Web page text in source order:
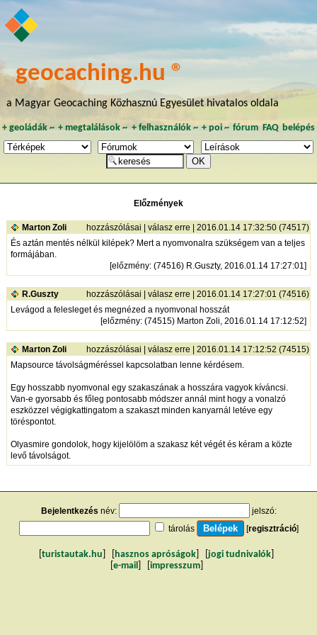
geocaching.hu ®
a Magyar Geocaching Közhasznú Egyesület hivatalos oldala
+ geoládák~ +megtalálások ~ + felhasználók~ + poi~ fórum FAQ belépés
Előzmények
Marton Zoli hozzászólásai | válasz erre | 2016.01.14 17:32:50 (74517)
És aztán mentés nélkül kilépek? Mert a nyomvonalra szükségem van a teljes
formájában.
[előzmény: (74516) R.Guszty, 2016.01.14 17:27:01]
R.Guszty hozzászólásai | válasz erre | 2016.01.14 17:27:01 (74516)
Levágod a felesleget és megnézed a nyomvonal hosszát
[előzmény: (74515) Marton Zoli, 2016.01.14 17:12:52]
Marton Zoli hozzászólásai | válasz erre | 2016.01.14 17:12:52 (74515)
Mapsource távolságméréssel kapcsolatban lenne kérdésem.
Egy hosszabb nyomvonal egy szakaszának a hosszára vagyok kíváncsi.
Van-e gyorsabb és főleg pontosabb módszer annál mint hogy a vonalzó
eszközzel végigkattingatom a szakaszt minden kanyarnál letéve egy
töréspontot.
Olyasmire gondolok, hogy kijelölöm a szakasz két végét és kéram a közte
levő távolságot.
Bejelentkezés név:
jelszó:
tárolás
[regisztráció]
turistautak.hu hasznos apróságok jogi tudnivalók
e-mail impresszum]